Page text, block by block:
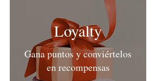
Loyalty
Gana puntos y conviértelos
en recompensas